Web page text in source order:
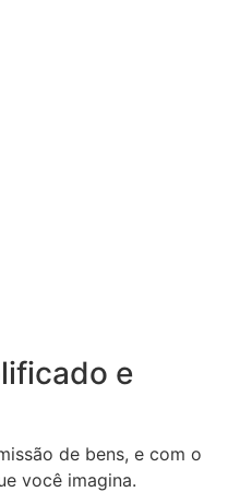
e
de bens, e com o
você imagina.